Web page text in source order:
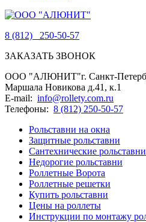
8 (812)
250-50-57
ЗАКАЗАТЬ ЗВОНОК
ООО "АЛЮНИТ"г. Санкт-
Маршала Новикова д.41, к.1
E-mail: info@rollety.com.ru
Телефоны: 8 (812) 250-50-57
Рольставни на окна
Защитные рольставни
Сантехнические рольставни
Недорогие рольставни
Роллетные Ворота
Роллетные решетки
Купить рольставни
Цены на роллеты
Инструкции по монтажу